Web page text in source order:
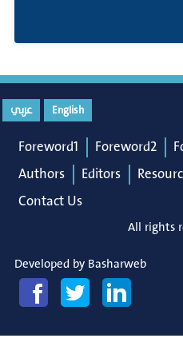
English عربي
Foreword1 Foreword2
Authors
Editors
Contact Us
All rights
Developed by Basharweb